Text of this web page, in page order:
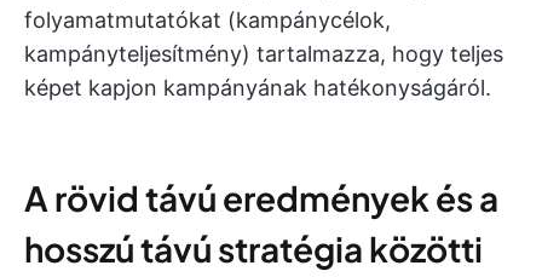
folyamatmutatókat (kampánycélok,
kampányteljesítmény) tartalmazza, hogy teljes
képet kapjon kampányának hatékonyságáról.
A rövid távú eredmények és a
hosszú távú stratégia közötti